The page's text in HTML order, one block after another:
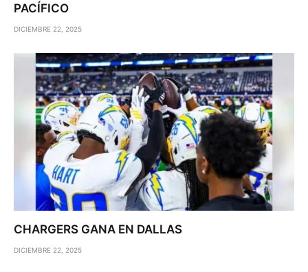
PACÍFICO
DICIEMBRE 22, 2025
CHARGERS GANA EN DALLAS
DICIEMBRE 22, 2025